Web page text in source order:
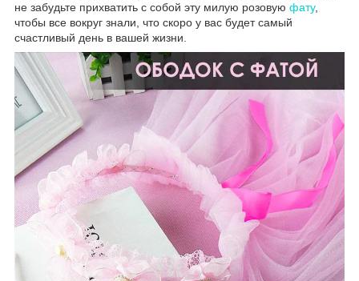
не забудьте прихватить с собой эту милую розовую фату,
чтобы все вокруг знали, что скоро у вас будет самый
счастливый день в вашей жизни.